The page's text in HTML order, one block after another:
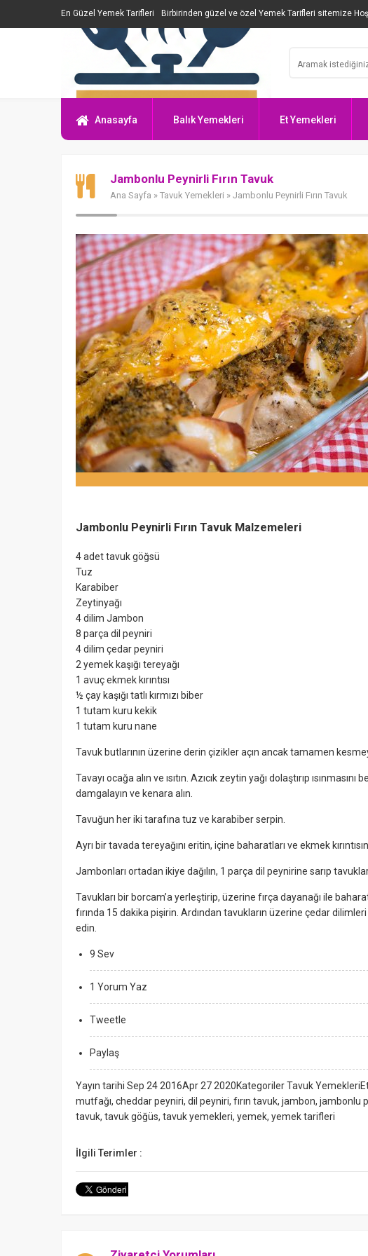
En Güzel Yemek Tarifleri Birbirinden güzel ve özel Yemek Tarifleri sitemize
Anasayfa Balık Yemekleri Et Yemekleri
Jambonlu Peynirli Fırın Tavuk
Ana Sayfa » Tavuk Yemekleri » Jambonlu Peynirli Fırın Tavuk
Jambonlu Peynirli Fırın Tavuk Malzemeleri
4 adet tavuk göğsü
Tuz
Karabiber
Zeytinyağı
4 dilim Jambon
8 parça dil peyniri
4 dilim çedar peyniri
2 yemek kaşığı tereyağı
1 avuç ekmek kırıntısı
½ çay kaşığı tatlı kırmızı biber
1 tutam kuru kekik
1 tutam kuru nane
Tavuk butlarının üzerine derin çizikler açın ancak tamamen
Tavayı ocağa alın ve ısıtın. Azıcık zeytin yağı dolaştırıp
damgalayın ve kenara alın.
Tavuğun her iki tarafına tuz ve karabiber serpin.
Ayrı bir tavada tereyağını eritin, içine baharatları ve ekmek
Jambonları ortadan ikiye dağılın, 1 parça dil peynirine sarıp
Tavukları bir borcam’a yerleştirip, üzerine fırça dayanağı ile
fırında 15 dakika pişirin. Ardından tavukların üzerine çedar
edin.
9 Sev
1 Yorum Yaz
Tweetle
Paylaş
Yayın tarihi Sep 24 2016Apr 27 2020Kategoriler Tavuk
mutfağı, cheddar peyniri, dil peyniri, fırın tavuk, jambon,
tavuk, tavuk göğüs, tavuk yemekleri, yemek, yemek tarifleri
İlgili Terimler :